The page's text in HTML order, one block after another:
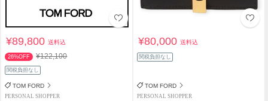
¥89,800送料込
26%OFF ¥122,100
関税負担なし
TOM FORD
PERSONAL SHOPPER
¥80,000送料込
関税負担なし
TOM FORD
PERSONAL SHOPPER